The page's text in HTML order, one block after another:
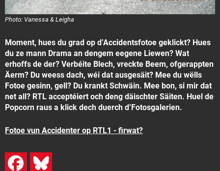
Photo: Vanessa & Leigha
Moment, hues du grad op d’Accidentsfotoe geklickt? Hues
du ze mann Drama an dengem eegene Liewen? Wat
erhoffs de der? Verbéite Blech, vreckte Beem, ofgerappten
Äerm? Du weess dach, wéi dat ausgesäit? Mee du wëlls
Fotoe gesinn, gell? Du krankt Schwäin. Mee bon, si mir dat
net all? RTL acceptéiert och deng däischter Säiten. Huel de
Popcorn raus a klick dech duerch d’Fotosgalerien.
Fotoe vun Accidenter op RTL1 - firwat?